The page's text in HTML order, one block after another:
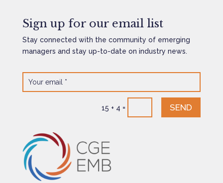
Sign up for our email list
Stay connected with the community of emerging
managers and stay up-to-date on industry news.
15 + 4 = SEND